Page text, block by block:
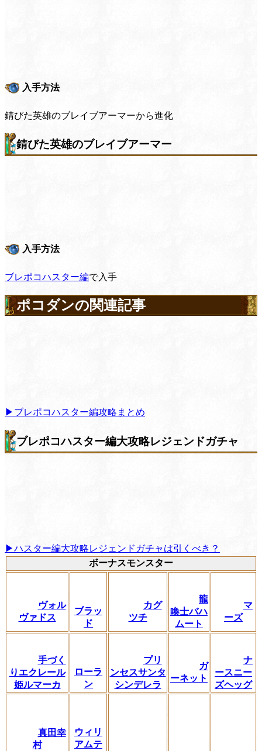
入手方法
錆びた英雄のブレイブアーマーから進化
錆びた英雄のブレイブアーマー
入手方法
ブレポコハスター編で入手
ポコダンの関連記事
▶ブレポコハスター編攻略まとめ
ブレポコハスター編大攻略レジェンドガチャ
▶ハスター編大攻略レジェンドガチャは引くべき？
ボーナスモンスター
ヴォル
ヴァドス
ブラッ
ド
カグ
ツチ
龍
喚士バハ
ムート
マ
ーズ
手づく
りエクレール
姫ルマーカ
ローラ
ン
プリ
ンセスサンタ
シンデレラ
ガ
ーネット
ナ
ースニー
ズヘッグ
真田幸
村
ウィリ
アムテ